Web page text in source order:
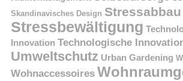
Skandinavisches Design Stressabbau
Stressbewältigung
Innovation Technologische
Umweltschutz Urban Gardening
Wohnaccessoires